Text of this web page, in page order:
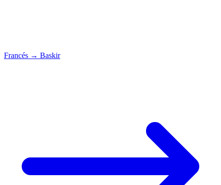
Francés → Baskir